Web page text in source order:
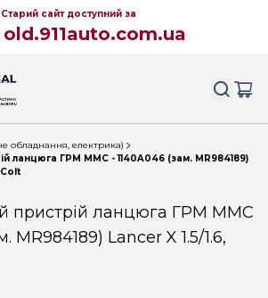
Старий сайт доступний за
old.911auto.com.ua
обладнання, електрика)
ланцюга ГРМ MMC - 1140A046 (зам. MR984189)
Colt
пристрій ланцюга ГРМ MMC
MR984189) Lancer X 1.5/1.6,